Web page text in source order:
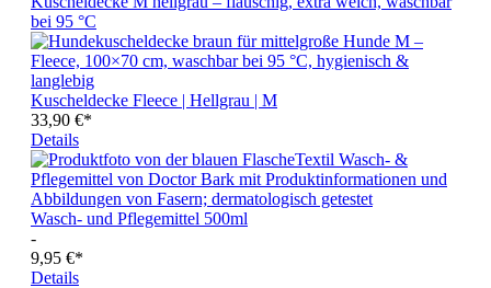
Kuscheldecke Fleece | Hellgrau | M
33,90 €*
Details
Wasch- und Pflegemittel 500ml
-
9,95 €*
Details